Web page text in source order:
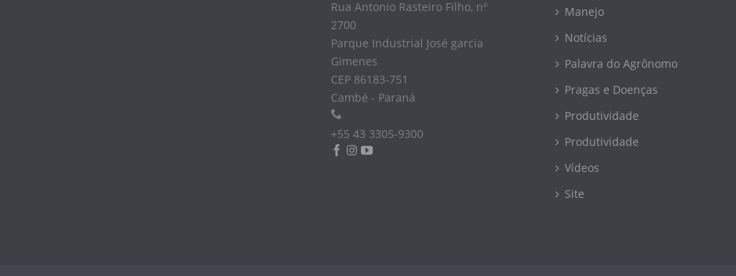
Rua Antonio Rasteiro Filho, nº
2700
Parque Industrial José garcia
Gimenes
CEP 86183-751
Cambé - Paraná
+55 43 3305-9300
Manejo
Notícias
Palavra do Agrônomo
Pragas e Doenças
Produtividade
Produtividade
Vídeos
Site